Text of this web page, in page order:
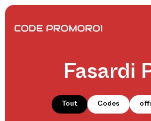
Fasardi
Tout Codes